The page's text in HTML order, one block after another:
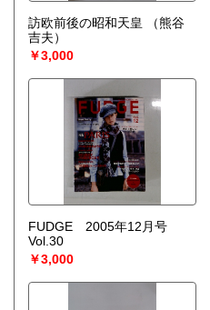
訪欧前後の昭和天皇
（熊谷
吉夫）
￥3,000
FUDGE 2005年12月号
Vol.30
￥3,000